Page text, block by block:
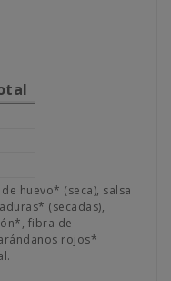
huevo* (seca), salsa
(secadas),
fibra de
rojos*